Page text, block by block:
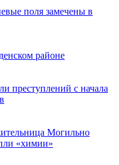
поля замечены в
районе
преступлений с начала
Могильно
«химии»